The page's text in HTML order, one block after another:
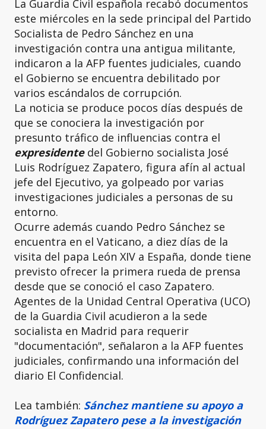
La Guardia Civil española recabó documentos
este miércoles en la sede principal del Partido
Socialista de Pedro Sánchez en una
investigación contra una antigua militante,
indicaron a la AFP fuentes judiciales, cuando
el Gobierno se encuentra debilitado por
varios escándalos de corrupción.
La noticia se produce pocos días después de
que se conociera la investigación por
presunto tráfico de influencias contra el
expresidentedel Gobierno socialista José
Luis Rodríguez Zapatero, figura afín al actual
jefe del Ejecutivo, ya golpeado por varias
investigaciones judiciales a personas de su
entorno.
Ocurre además cuando Pedro Sánchez se
encuentra en el Vaticano, a diez días de la
visita del papa León XIV a España, donde tiene
previsto ofrecer la primera rueda de prensa
desde que se conoció el caso Zapatero.
Agentes de la Unidad Central Operativa (UCO)
de la Guardia Civil acudieron a la sede
socialista en Madrid para requerir
"documentación", señalaron a la AFP fuentes
judiciales, confirmando una información del
diario El Confidencial.
Lea también: Sánchez mantiene su apoyo a
Rodríguez Zapatero pese a la investigación